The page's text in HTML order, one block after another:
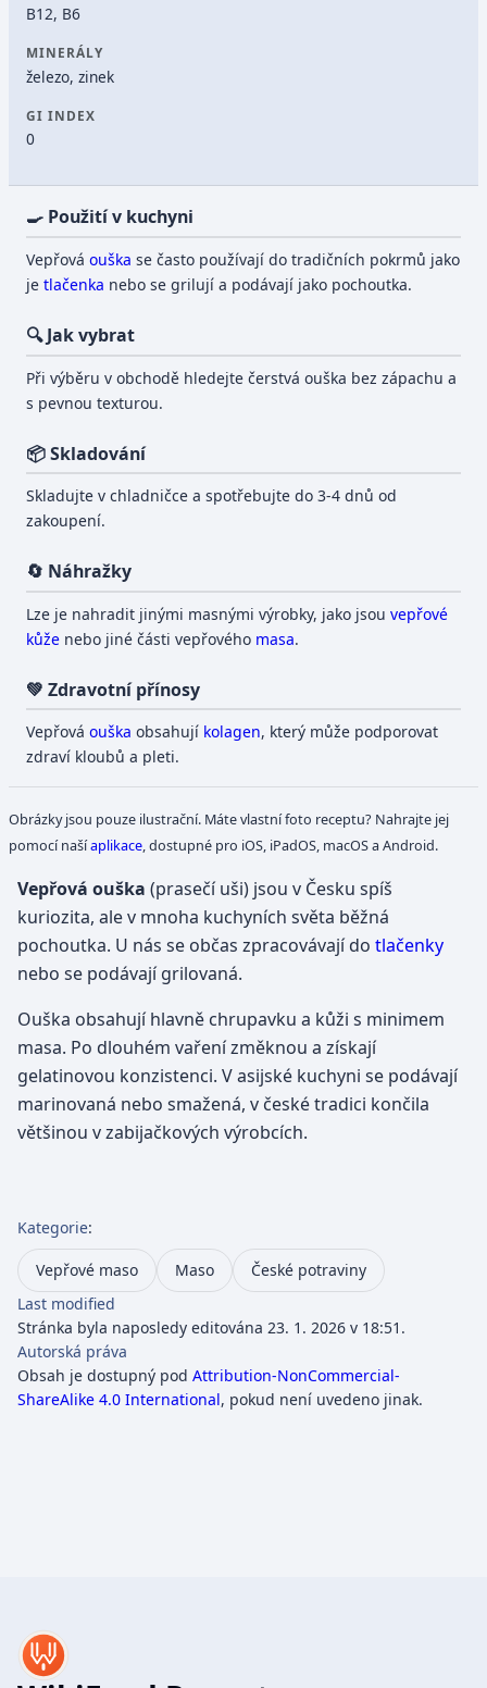
B12, B6
MINERÁLY
železo, zinek
GI INDEX
0
🍳 Použití v kuchyni
Vepřováouška se často používají do tradičních pokrmů jako
jetlačenka nebo se grilují a podávají jako pochoutka.
🔍 Jak vybrat
Při výběru v obchodě hledejte čerstvá ouška bez zápachu a
s pevnou texturou.
📦 Skladování
Skladujte v chladničce a spotřebujte do 3-4 dnů od
zakoupení.
🔄 Náhražky
Lze je nahradit jinými masnými výrobky, jako jsouvepřové
kůže nebo jiné části vepřového masa.
💚 Zdravotní přínosy
Vepřováouška obsahují kolagen, který může podporovat
zdraví kloubů a pleti.
Obrázky jsou pouze ilustrační. Máte vlastní foto receptu? Nahrajte jej
pomocí našíaplikace , dostupné pro iOS, iPadOS, macOS a Android.
Vepřová ouška (prasečí uši) jsou v Česku spíš
kuriozita, ale v mnoha kuchyních světa běžná
pochoutka. U nás se občas zpracovávají do tlačenky
nebo se podávají grilovaná.
Ouška obsahují hlavně chrupavku a kůži s minimem
masa. Po dlouhém vaření změknou a získají
gelatinovou konzistenci. V asijské kuchyni se podávají
marinovaná nebo smažená, v české tradici končila
většinou v zabijačkových výrobcích.
Kategorie:
Vepřové maso Maso
České potraviny
Last modified
Stránka byla naposledy editována 23. 1. 2026 v 18:51.
Autorská práva
Obsah je dostupný pod Attribution-NonCommercial-
ShareAlike 4.0 International, pokud není uvedeno jinak.